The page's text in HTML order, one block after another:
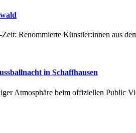
Renommierte Künstler:innen aus
in Schaffhausen
Atmosphäre beim offiziellen Public